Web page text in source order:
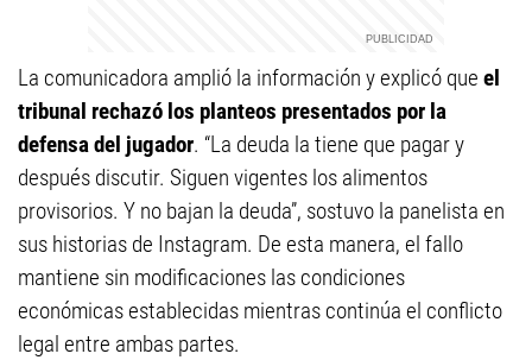
La comunicadora amplió la información y explicó que el
tribunal rechazó los planteos presentados por la
defensa del jugador. “La deuda la tiene que pagar y
después discutir. Siguen vigentes los alimentos
provisorios. Y no bajan la deuda”, sostuvo la panelista en
sus historias de Instagram. De esta manera, el fallo
mantiene sin modificaciones las condiciones
económicas establecidas mientras continúa el conflicto
legal entre ambas partes.